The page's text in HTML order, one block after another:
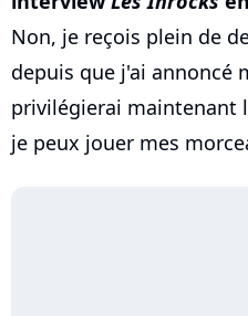
Non, je reçois plein de
depuis que j'ai annoncé
privilégierai maintenant
je peux jouer mes